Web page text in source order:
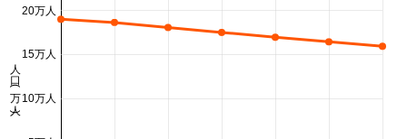
10万人
15万人
20万人
人口 (万人)